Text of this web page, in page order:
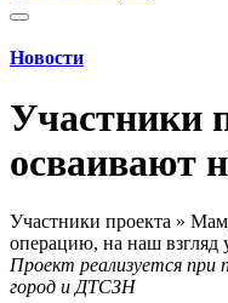
Новости
Участники
осваивают
Участники проекта »
операцию, на наш взгляд
Проект реализуется
город и ДТСЗН